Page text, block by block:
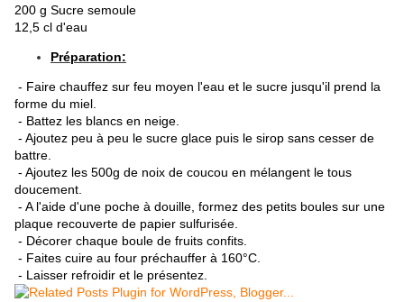
200 g Sucre semoule
12,5 cl d'eau
Préparation:
- Faire chauffez sur feu moyen l'eau et le sucre jusqu'il prend la
forme du miel.
- Battez les blancs en neige.
- Ajoutez peu à peu le sucre glace puis le sirop sans cesser de
battre.
- Ajoutez les 500g de noix de coucou en mélangent le tous
doucement.
- A l'aide d'une poche à douille, formez des petits boules sur une
plaque recouverte de papier sulfurisée.
- Décorer chaque boule de fruits confits.
- Faites cuire au four préchauffer à 160°C.
- Laisser refroidir et le présentez.